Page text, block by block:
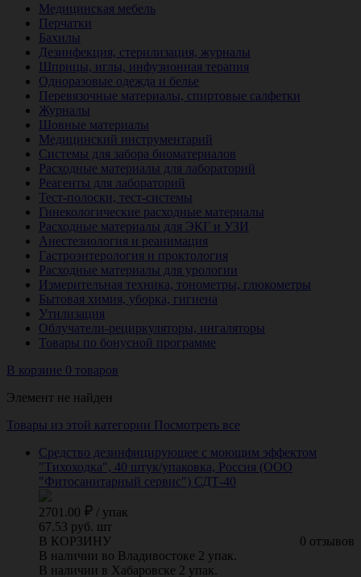
Медицинская мебель
Перчатки
Бахилы
Дезинфекция, стерилизация, журналы
Шприцы, иглы, инфузионная терапия
Одноразовые одежда и белье
Перевязочные материалы, спиртовые салфетки
Журналы
Шовные материалы
Медицинский инструментарий
Системы для забора биоматериалов
Расходные материалы для лабораторий
Реагенты для лабораторий
Тест-полоски, тест-системы
Гинекологические расходные материалы
Расходные материалы для ЭКГ и УЗИ
Анестезиология и реанимация
Гастроэнтерология и проктология
Расходные материалы для урологии
Измерительная техника, тонометры, глюкометры
Бытовая химия, уборка, гигиена
Утилизация
Облучатели-рециркуляторы, ингаляторы
Товары по бонусной программе
В корзине 0 товаров
Элемент не найден
Товары из этой категории Посмотреть все
Средство дезинфицирующее с моющим эффектом
"Тихоходка", 40 штук/упаковка, Россия (ООО
"Фитосанитарный сервис") СДТ-40
2701.00 / упак
67.53 руб. шт
0 отзывов
В КОРЗИНУ
В наличии во Владивостоке 2 упак.
В наличии в Хабаровске 2 упак.